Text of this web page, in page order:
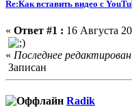
Re:Как вставить видео с
« Ответ #1 : 16 Августа
« Последнее
Записан
Radik